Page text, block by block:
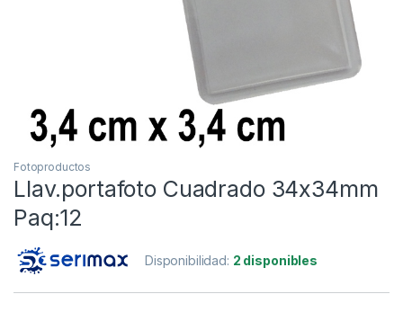
Fotoproductos
Llav.portafoto Cuadrado 34x34mm
Paq:12
Disponibilidad: 2 disponibles